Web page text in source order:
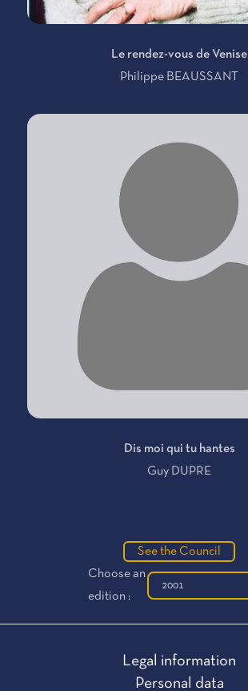
Le rendez-vous de Venise
Philippe BEAUSSANT
Dis moi qui tu hantes
Guy DUPRE
See the Council
Choose an
edition :
Legal information
Personal data